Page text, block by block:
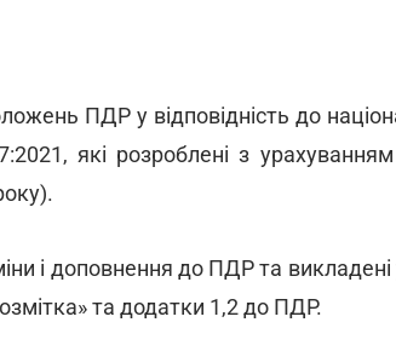
ПДР у відповідність до
які розроблені з
і доповнення до ПДР та викладені
та додатки 1,2 до ПДР.